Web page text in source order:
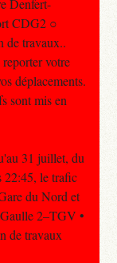
Denfert-
CDG2 ○
de travaux..
votre
déplacements.
sont mis en
31 juillet, du
22:45, le trafic
du Nord et
2–TGV •
de travaux